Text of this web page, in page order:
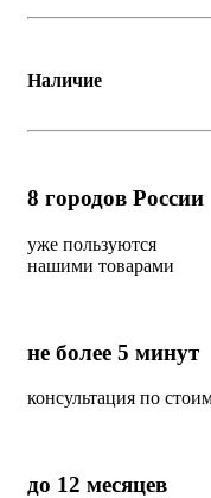
Наличие
8 городов России
уже пользуются
нашими товарами
не более 5 минут
консультация по
до 12 месяцев